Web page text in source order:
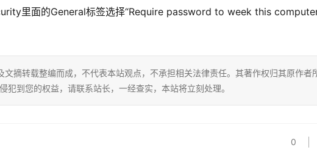
里面的General标签选择“Require password to week this
摘转载整编而成，不代表本站观点，不承担相关法律责任。其著作权归其原作者
到您的权益，请联系站长，一经查实，本站将立刻处理。
0